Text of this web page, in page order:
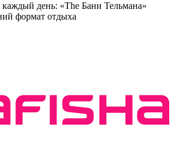
день: «The Бани Тельмана»
формат отдыха